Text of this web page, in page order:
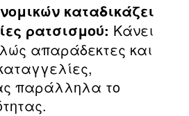
καταδικάζει
ρατσισμού: Κάνει
απαράδεκτες και
παράλληλα το